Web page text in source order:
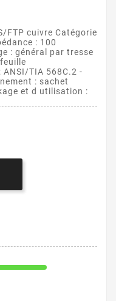
FTP cuivre Catégorie
: 100
: général par tresse
TIA 568C.2 -
: sachet
et d utilisation :